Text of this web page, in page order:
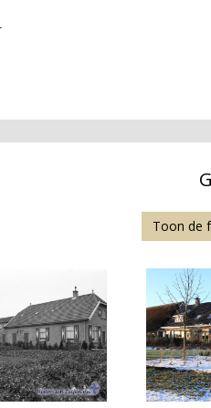
Toon de